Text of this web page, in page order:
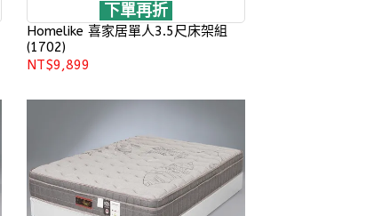
下單再折
Homelike 喜家居單人3.5尺床架組
(1702)
NT$9,899